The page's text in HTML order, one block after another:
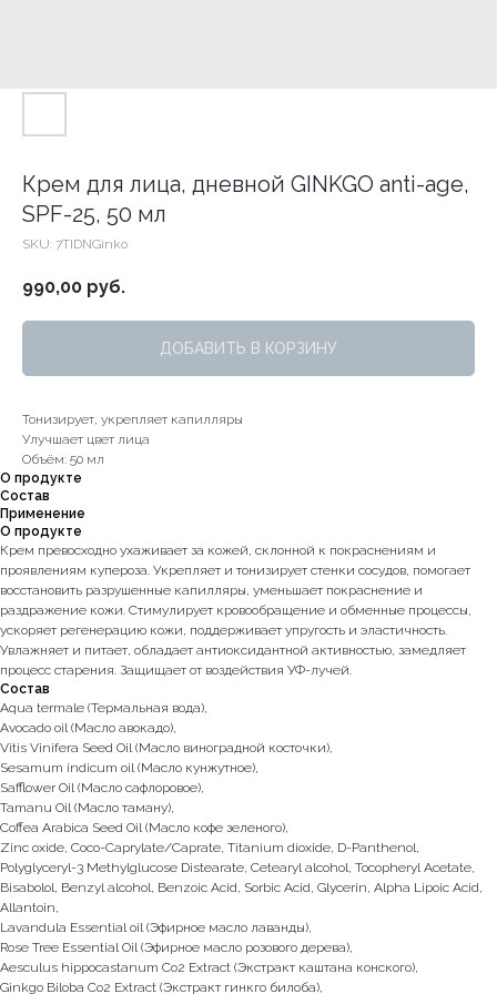
Крем для лица, дневной GINKGO anti-age,
SPF-25, 50 мл
SKU: 7TIDNGinko
990,00 руб.
ДОБАВИТЬ В КОРЗИНУ
Тонизирует, укрепляет капилляры
Улучшает цвет лица
Объём: 50 мл
О продукте
Состав
Применение
О продукте
Крем превосходно ухаживает за кожей, склонной к покраснениям и
проявлениям купероза. Укрепляет и тонизирует стенки сосудов, помогает
восстановить разрушенные капилляры, уменьшает покраснение и
раздражение кожи. Стимулирует кровообращение и обменные процессы,
ускоряет регенерацию кожи, поддерживает упругость и эластичность.
Увлажняет и питает, обладает антиоксидантной активностью, замедляет
процесс старения. Защищает от воздействия УФ-лучей.
Состав
Aqua termale (Термальная вода),
Avocado oil (Масло авокадо),
Vitis Vinifera Seed Oil (Масло виноградной косточки),
Sesamum indicum oil (Масло кунжутное),
Safflower Oil (Масло сафлоровое),
Tamanu Oil (Масло таману),
Coffea Arabica Seed Oil (Масло кофе зеленого),
Zinc oxide, Coco-Caprylate/Caprate, Titanium dioxide, D-Panthenol,
Polyglyceryl-3 Methylglucose Distearate, Cetearyl alcohol, Tocopheryl Acetate,
Bisabolol, Benzyl alcohol, Benzoic Acid, Sorbic Acid, Glycerin, Alpha Lipoic Acid,
Allantoin,
Lavandula Essential oil (Эфирное масло лаванды),
Rose Tree Essential Oil (Эфирное масло розового дерева),
Aesculus hippocastanum Со2 Extract (Экстракт каштана конского),
Ginkgo Biloba Со2 Extract (Экстракт гинкго билоба),